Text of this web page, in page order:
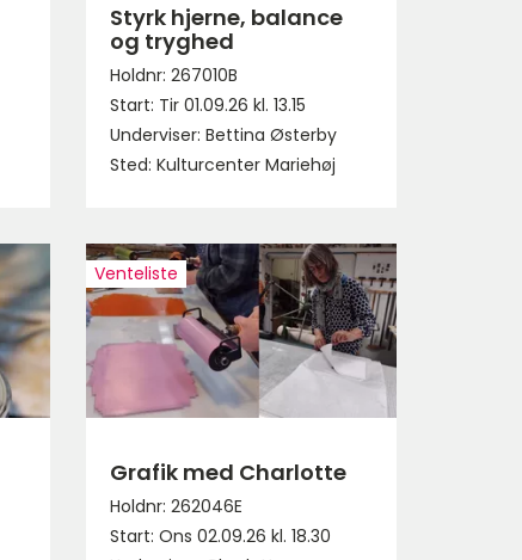
Styrk hjerne, balance
og tryghed
Holdnr: 267010B
Start: Tir 01.09.26 kl. 13.15
Underviser: Bettina Østerby
Sted: Kulturcenter Mariehøj
Venteliste
Grafik med Charlotte
Holdnr: 262046E
Start: Ons 02.09.26 kl. 18.30